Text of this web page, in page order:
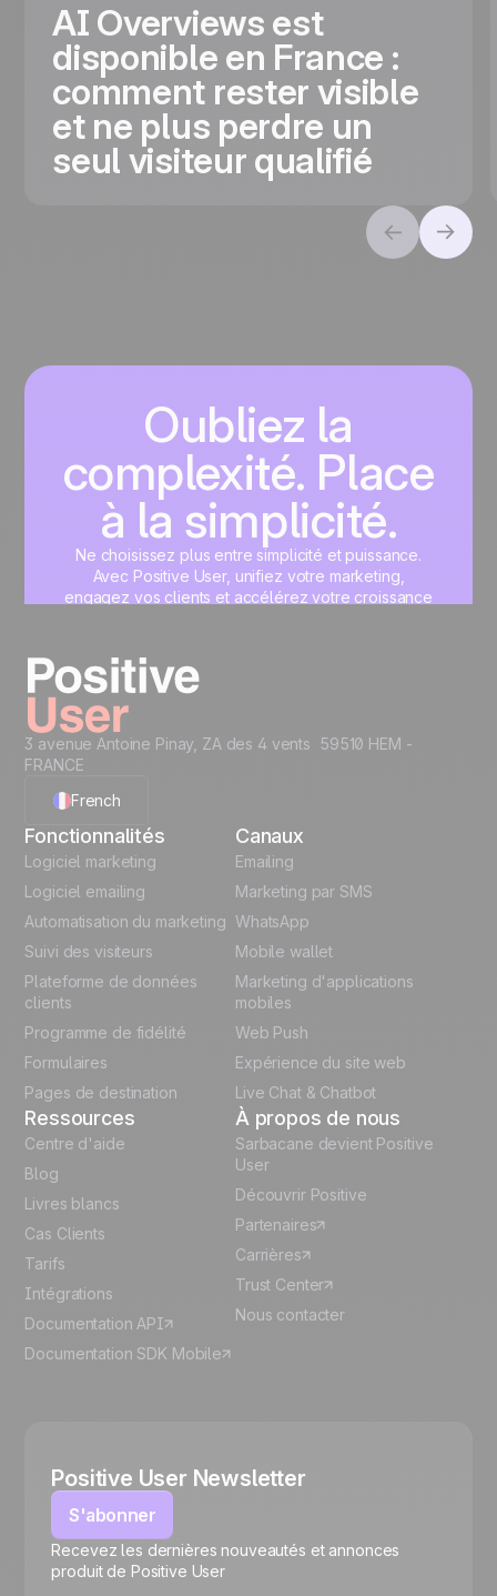
🍪
AI Overviews est
disponible en France :
comment rester visible
et ne plus perdre un
seul visiteur qualifié
Oubliez la
complexité. Place
à la simplicité.
Ne choisissez plus entre simplicité et puissance.
Avec Positive User, unifiez votre marketing,
engagez vos clients et accélérez votre croissance
Commencez maintenant
3 avenue Antoine Pinay, ZA des 4 vents 59510 HEM -
FRANCE
French
English
German
Italian
Fonctionnalités
Logiciel marketing
Logiciel emailing
Automatisation du marketing
Suivi des visiteurs
Plateforme de données
clients
Programme de fidélité
Formulaires
Pages de destination
Canaux
Emailing
Marketing par SMS
WhatsApp
Mobile wallet
Marketing d'applications
mobiles
Web Push
Expérience du site web
Live Chat & Chatbot
Ressources
Centre d'aide
Blog
Livres blancs
Cas Clients
Tarifs
Intégrations
Documentation API
Documentation SDK Mobile
À propos de nous
Sarbacane devient Positive
User
Découvrir Positive
Partenaires
Carrières
Trust Center
Nous contacter
Positive User Newsletter
S'abonner
Recevez les dernières nouveautés et annonces
produit de Positive User